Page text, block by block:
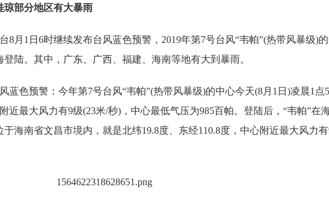
琼部分地区有大暴雨
1日6时继续发布台风蓝色预警，2019年第7号台风“韦帕”(热带风暴级)
陆。其中，广东、广西、福建、海南等地有大到暴雨。
色预警：今年第7号台风“韦帕”(热带风暴级)的中心今天(8月1日)凌晨1点
近最大风力有9级(23米/秒)，中心最低气压为985百帕。登陆后，“韦帕”在
海南省文昌市境内，就是北纬19.8度、东经110.8度，中心附近最大风力